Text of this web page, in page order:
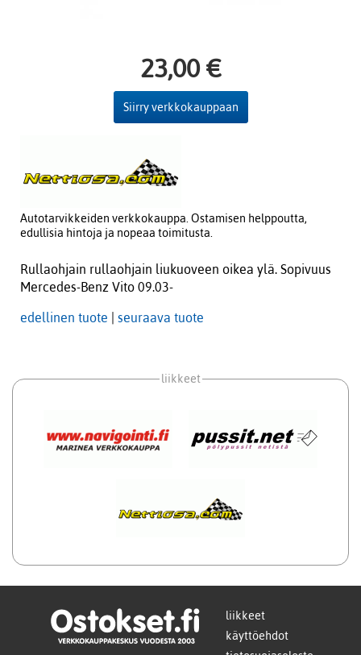
23,00 €
Siirry verkkokauppaan
Autotarvikkeiden verkkokauppa. Ostamisen helppoutta,
edullisia hintoja ja nopeaa toimitusta.
Rullaohjain rullaohjain liukuoveen oikea ylä. Sopivuus
Mercedes-Benz Vito 09.03-
edellinen tuote seuraava tuote
liikkeet
liikkeet
käyttöehdot